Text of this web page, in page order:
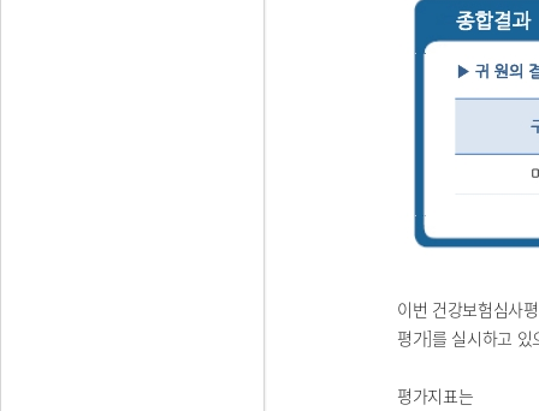
이번 건강보험심사
평가]를 실시하고
평가지표는